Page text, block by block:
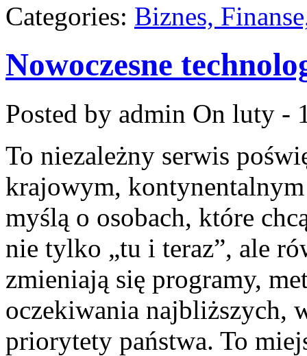
Categories: Biznes,
Nowoczesne
Posted by admin On luty -
To niezależny serwis
krajowym,
myślą o osobach, które
nie tylko „tu i teraz”, ale
zmieniają się programy,
oczekiwania najbliższych,
priorytety państwa. To